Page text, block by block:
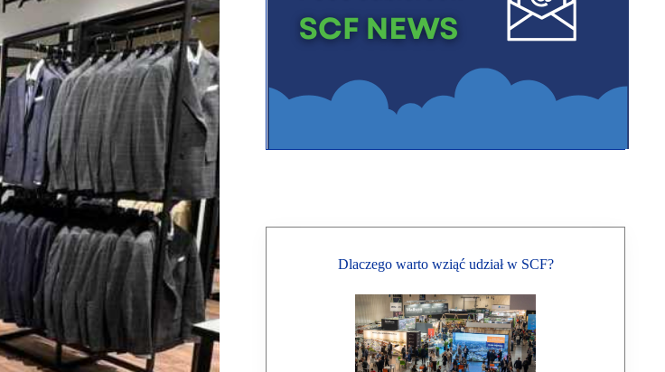
Dlaczego warto wziąć udział w SCF?